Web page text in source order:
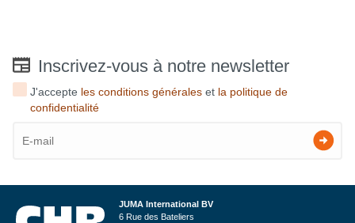
Inscrivez-vous à notre newsletter
J'accepte les conditions générales et la politique de
confidentialité
JUMA International BV
6 Rue des Bateliers